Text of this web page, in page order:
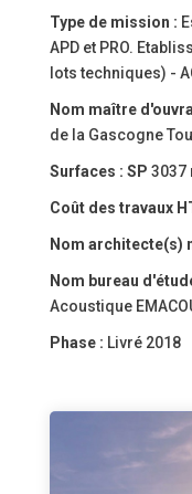
Type de mission :
APD et PRO.
lots techniques) -
Nom maître
de la Gascogne
Surfaces : SP 3037
Coût des travaux
Nom architecte(s)
Nom bureau
Acoustique
Phase : Livré 2018